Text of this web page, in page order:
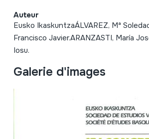
Auteur
Eusko IkaskuntzaÁLVAREZ, Mª
Francisco Javier.ARANZASTI, María
Iosu.
Galerie d'images